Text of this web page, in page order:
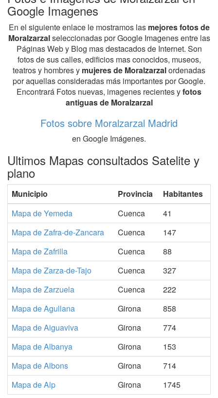
Google Imagenes
En el siguiente enlace le mostramos las mejores fotos de
Moralzarzalseleccionadas por Google Imagenes entre las
Páginas Web y Blog mas destacados de Internet. Son
fotos de sus calles, edificios mas conocidos, museos,
teatros y hombres y mujeres de Moralzarzalordenadas
por aquellas consideradas más importantes por Google.
Encontrará Fotos nuevas, imagenes recientes yfotos
antiguas de Moralzarzal
Fotos sobre Moralzarzal Madrid
en Google Imágenes.
Ultimos Mapas consultados Satelite y
plano
Municipio Provincia
Habitantes
Mapa de Yemeda
Cuenca
41
Mapa de Zafra-de-Zancara
Cuenca
147
Mapa de Zafrilla
Cuenca
88
Mapa de Zarza-de-Tajo
Cuenca
327
Mapa de Zarzuela
Cuenca
222
Mapa de Agullana
Girona
858
Mapa de Aiguaviva
Girona
774
Mapa de Albanya
Girona
153
Mapa de Albons
Girona
714
Mapa de Alp
Girona 1745